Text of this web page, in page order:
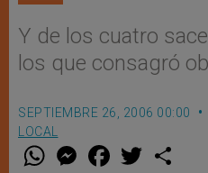
Y de los cuatro
los que consagró
SEPTIEMBRE 26, 2006 00:00
LOCAL
W M
e
F
a w